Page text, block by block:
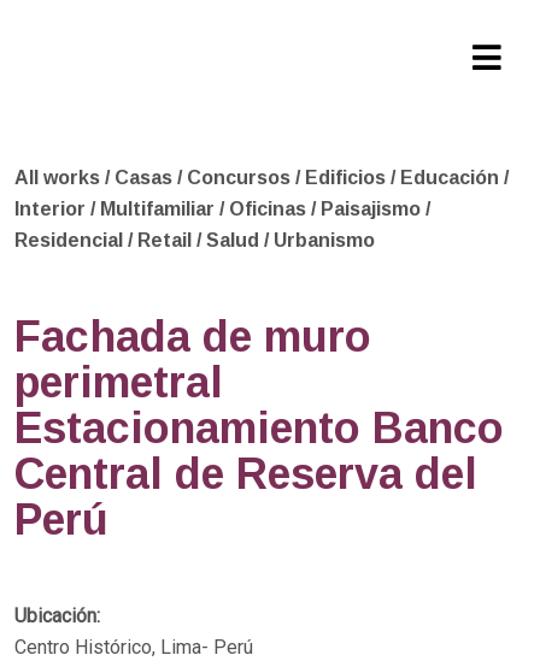
All works / Casas / Concursos / Edificios / Educación /
Interior / Multifamiliar / Oficinas / Paisajismo /
Residencial / Retail / Salud / Urbanismo
Fachada de muro
perimetral
Estacionamiento Banco
Central de Reserva del
Perú
Ubicación:
Centro Histórico, Lima- Perú